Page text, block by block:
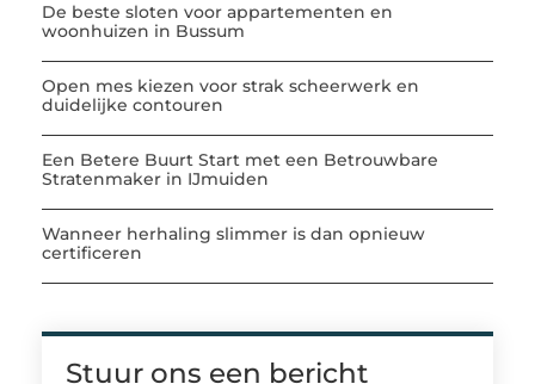
De beste sloten voor appartementen en
woonhuizen in Bussum
Open mes kiezen voor strak scheerwerk en
duidelijke contouren
Een Betere Buurt Start met een Betrouwbare
Stratenmaker in IJmuiden
Wanneer herhaling slimmer is dan opnieuw
certificeren
Stuur ons een bericht